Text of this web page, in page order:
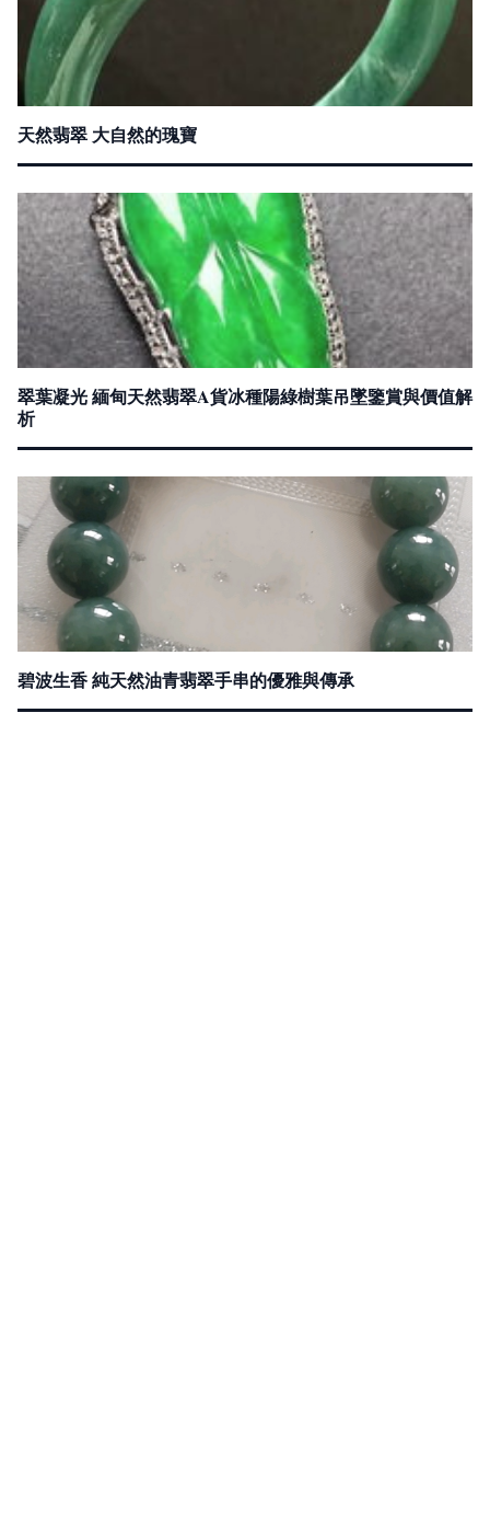
天然翡翠 大自然的瑰寶
翠葉凝光 緬甸天然翡翠A貨冰種陽綠樹葉吊墜鑒賞與價值解
析
碧波生香 純天然油青翡翠手串的優雅與傳承